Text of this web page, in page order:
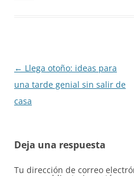
Navegación
de
entradas
← Llega otoño: ideas para
una tarde genial sin salir de
casa
Deja una respuesta
Tu dirección de correo